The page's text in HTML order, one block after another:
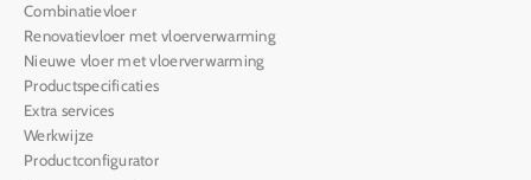
Combinatievloer
Renovatievloer met vloerverwarming
Nieuwe vloer met vloerverwarming
Productspecificaties
Extra services
Werkwijze
Productconfigurator